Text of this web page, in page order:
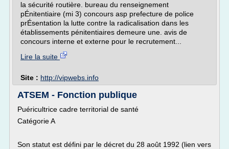
la sécurité routière. bureau du renseignement
pÉnitentiaire (mi 3) concours asp prefecture de police
prÉsentation la lutte contre la radicalisation dans les
établissements pénitentiaires demeure une. avis de
concours interne et externe pour le recrutement...
Lire la suite
Site : http://vipwebs.info
ATSEM - Fonction publique
Puéricultrice cadre territorial de santé
Catégorie A
Son statut est défini par le décret du 28 août 1992 (lien vers